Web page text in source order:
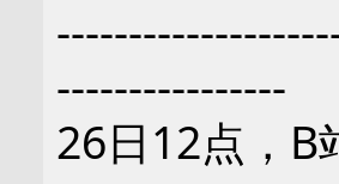
----------------
26日12点，B